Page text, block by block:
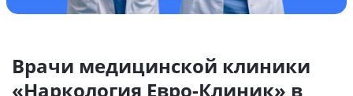
Врачи медицинской клиники
«Наркология Евро-Клиник» в